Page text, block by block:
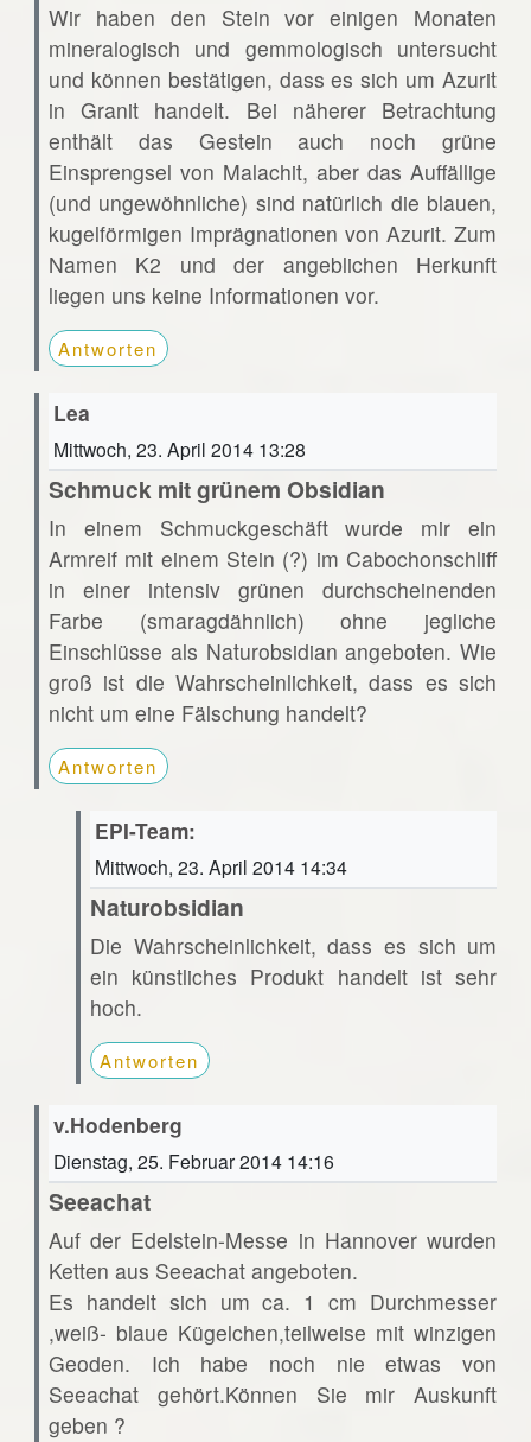
Wir haben den Stein vor einigen Monaten
mineralogisch und gemmologisch untersucht
und können bestätigen, dass es sich um Azurit
in Granit handelt. Bei näherer Betrachtung
enthält das Gestein auch noch grüne
Einsprengsel von Malachit, aber das Auffällige
(und ungewöhnliche) sind natürlich die blauen,
kugelförmigen Imprägnationen von Azurit. Zum
Namen K2 und der angeblichen Herkunft
liegen uns keine Informationen vor.
Antworten
Lea
Mittwoch, 23. April 2014 13:28
Schmuck mit grünem Obsidian
In einem Schmuckgeschäft wurde mir ein
Armreif mit einem Stein (?) im Cabochonschliff
in einer intensiv grünen durchscheinenden
Farbe (smaragdähnlich) ohne jegliche
Einschlüsse als Naturobsidian angeboten. Wie
groß ist die Wahrscheinlichkeit, dass es sich
nicht um eine Fälschung handelt?
Antworten
EPI-Team:
Mittwoch, 23. April 2014 14:34
Naturobsidian
Die Wahrscheinlichkeit, dass es sich um
ein künstliches Produkt handelt ist sehr
hoch.
Antworten
v.Hodenberg
Dienstag, 25. Februar 2014 14:16
Seeachat
Auf der Edelstein-Messe in Hannover wurden
Ketten aus Seeachat angeboten.
Es handelt sich um ca. 1 cm Durchmesser
,weiß- blaue Kügelchen,teilweise mit winzigen
Geoden. Ich habe noch nie etwas von
Seeachat gehört.Können Sie mir Auskunft
geben ?